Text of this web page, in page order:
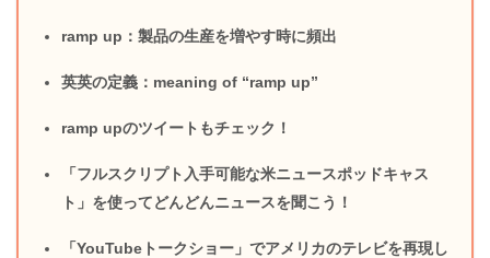
ramp up：製品の生産を増やす時に頻出
英英の定義：meaning of “ramp up”
ramp upのツイートもチェック！
「フルスクリプト入手可能な米ニュースポッドキャス
ト」を使ってどんどんニュースを聞こう！
「YouTubeトークショー」でアメリカのテレビを再現し